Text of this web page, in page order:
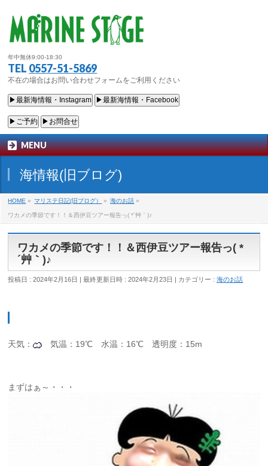
年中無休9:00-18:30
TEL 0557-51-5869
不在の場合はお問い合わせフォームをご利用ください
▶最新海情報・Instagram ▶最新海情報・Facebook
▶ご予約 ▶お問合せ
MENU
海情報(旧ブログ)
HOME » マリステ日記(旧ブログ） » 海のお話 »
ワカメの季節です！！＆西伊豆ツアー報告っ( *´艸｀)♪
ワカメの季節です！！＆西伊豆ツアー報告っ( *
´艸｀)♪
投稿日 : 2024年2月16日 最終更新日時 : 2024年2月23日 カテゴリー :海のお話
天気： 気温：19℃ 水温：16℃ 透明度：15m
まずはぁ～・・・